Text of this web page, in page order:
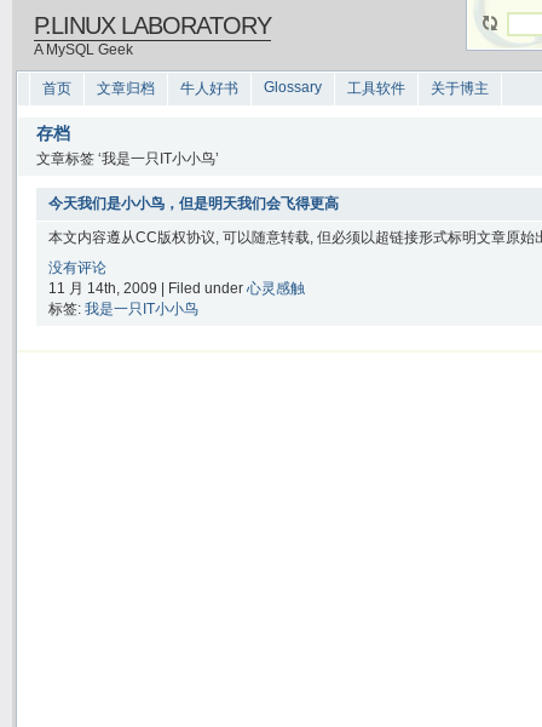
P.LINUX LABORATORY
A MySQL Geek
首页 文章归档 牛人好书 Glossary 工具软件 关于博主
存档
文章标签 ‘我是一只IT小小鸟’
今天我们是小小鸟，但是明天我们会飞得更高
本文内容遵从CC版权协议, 可以随意转载, 但必须以超链接形式标明文章原
没有评论
11 月 14th, 2009 | Filed under 心灵感触
标签: 我是一只IT小小鸟